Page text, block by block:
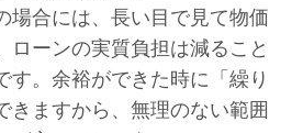
場合には、長い目で見て物価
ローンの実質負担は減ること
す。余裕ができた時に「繰り
きますから、無理のない範囲